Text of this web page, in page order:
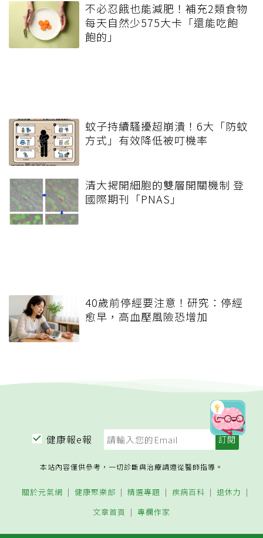
不必忍餓也能減肥！補充2類食物
每天自然少575大卡「還能吃飽
飽的」
蚊子持續騷擾超崩潰！6大「防蚊
方式」有效降低被叮機率
清大揭開細胞的雙層開關機制 登
國際期刊「PNAS」
40歲前停經要注意！研究：停經
愈早，高血壓風險恐增加
健康報e報
本站內容僅供參考，一切診斷與治療請遵從醫師指導。
關於元氣網 健康聚樂部 精選專題 疾病百科
退休力
文章首頁
專欄作家